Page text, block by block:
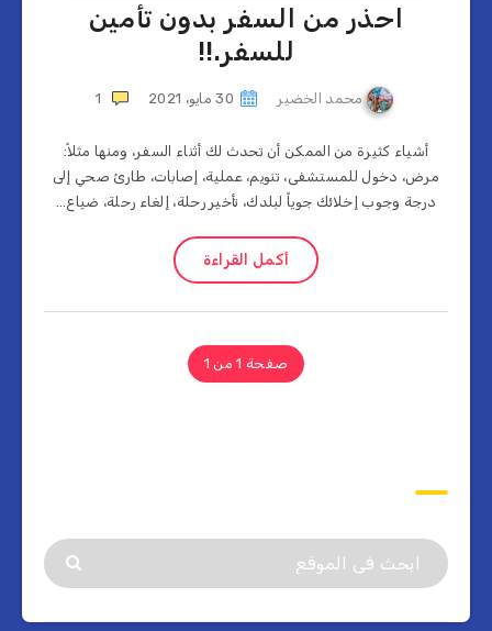
احذر من السفر بدون تأمين
للسفر.!!
محمد الخضير 30 مايو، 2021 1
أشياء كثيرة من الممكن أن تحدث لك أثناء السفر، ومنها مثلاً:
مرض، دخول للمستشفى، تنويم، عملية، إصابات، طارئ صحي إلى
درجة وجوب إخلائك جوياً لبلدك، تأخير رحلة، إلغاء رحلة، ضياع…
أكمل القراءة
صفحة 1 من 1